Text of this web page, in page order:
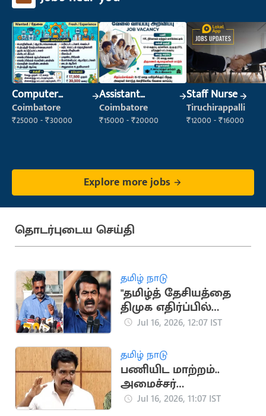
Computer
Operator
Coimbatore
₹25000 - ₹30000
Assistant
Manager
Coimbatore
₹15000 - ₹20000
Staff Nurse
Tiruchirappalli
₹12000 - ₹16000
Explore more jobs
தொடர்புடைய செய்தி
தமிழ் நாடு
"தமிழ்த் தேசியத்தை
திமுக எதிர்ப்பில்
முடக்கிவிட்டனர்"..
திருமா பேச்சு
Jul 16, 2026, 12:07 IST
தமிழ் நாடு
பணியிட மாற்றம்..
அமைச்சர்
நிர்மல்குமாரின்
Jul 16, 2026, 11:07 IST